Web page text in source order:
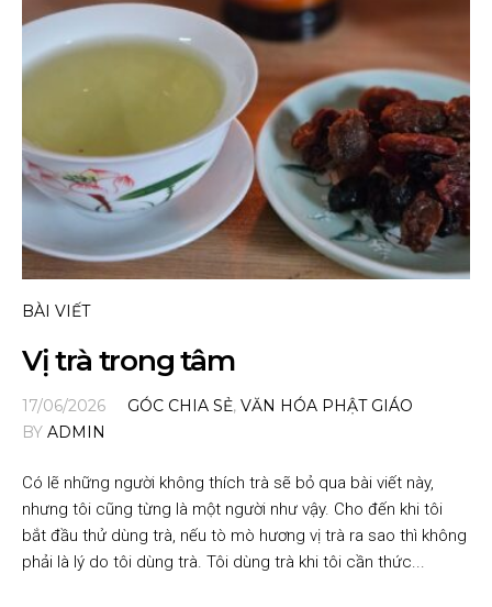
BÀI VIẾT
Vị trà trong tâm
17/06/2026 GÓC CHIA SẺ, VĂN HÓA PHẬT GIÁO
BY ADMIN
Có lẽ những người không thích trà sẽ bỏ qua bài viết này,
nhưng tôi cũng từng là một người như vậy. Cho đến khi tôi
bắt đầu thử dùng trà, nếu tò mò hương vị trà ra sao thì không
phải là lý do tôi dùng trà. Tôi dùng trà khi tôi cần thức...